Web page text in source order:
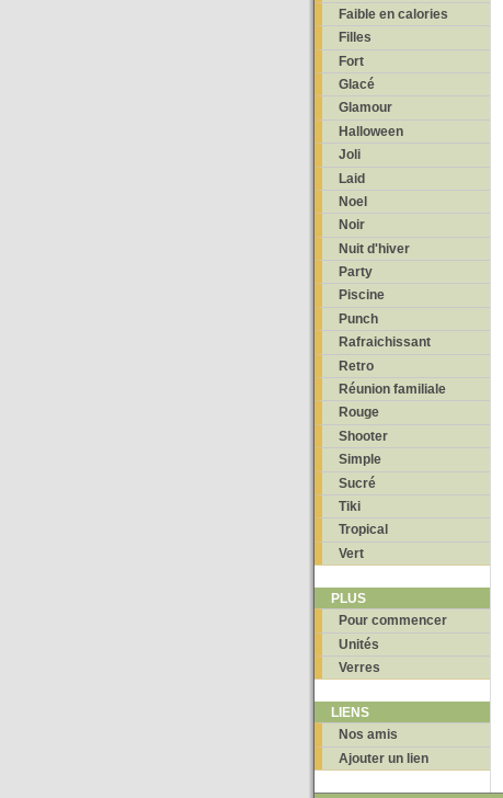
Faible en calories
Filles
Fort
Glacé
Glamour
Halloween
Joli
Laid
Noel
Noir
Nuit d'hiver
Party
Piscine
Punch
Rafraichissant
Retro
Réunion familiale
Rouge
Shooter
Simple
Sucré
Tiki
Tropical
Vert
PLUS
Pour commencer
Unités
Verres
LIENS
Nos amis
Ajouter un lien